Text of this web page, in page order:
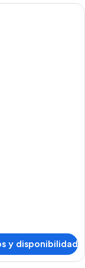
y disponibilidad